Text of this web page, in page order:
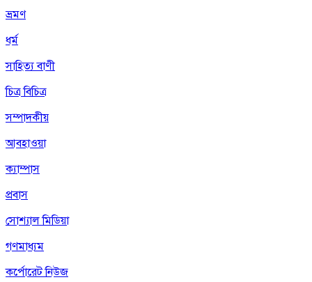
ভ্রমণ
ধর্ম
সাহিত্য বাণী
চিত্র বিচিত্র
সম্পাদকীয়
আবহাওয়া
ক্যাম্পাস
প্রবাস
সোশ্যাল মিডিয়া
গণমাধ্যম
কর্পোরেট নিউজ